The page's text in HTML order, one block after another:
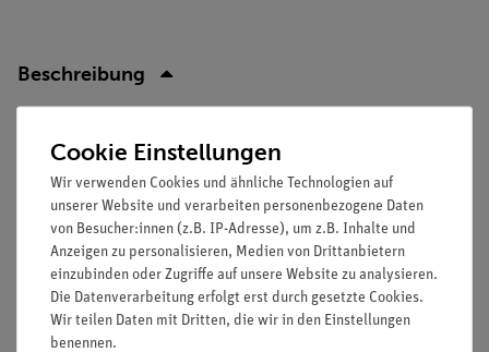
Beschreibung
Der gesunde Mensch hat eine Körpertemperatur die etwa
zwischen 36°C und 37.5°C liegt. Damit ist sie im allgemeinen
höher als die Temperatur der Umgebung, in der wir uns
befinden. Wir geben deshalb Wärme an unsere Umgebung
ab.Die Schüler sollen mit Hilfe eines Fieberthermometers über
einen längeren Zeitraum, am besten über einen ganzen Tag,
stündlich ihre Körpertemperatur bestimmen.
Cookie Einstellungen
Wir verwenden Cookies und ähnliche Technologien auf
unserer Website und verarbeiten personenbezogene Daten
von Besucher:innen (z.B. IP-Adresse), um z.B. Inhalte und
Anzeigen zu personalisieren, Medien von Drittanbietern
einzubinden oder Zugriffe auf unsere Website zu analysieren.
Die Datenverarbeitung erfolgt erst durch gesetzte Cookies.
Wir teilen Daten mit Dritten, die wir in den Einstellungen
benennen.